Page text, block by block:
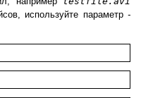
используйте параметр -